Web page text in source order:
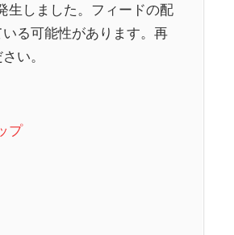
生しました。フィードの配
る可能性があります。再
い。
プ